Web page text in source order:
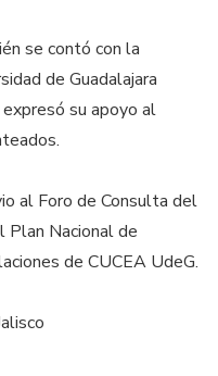
se contó con la
de Guadalajara
su apoyo al
al Foro de Consulta del
Plan Nacional de
de CUCEA UdeG.